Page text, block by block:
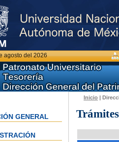
agosto del 2026
GENERAL
Inicio |